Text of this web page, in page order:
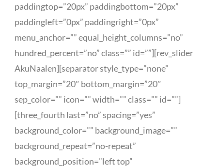
paddingtop=”20px” paddingbottom=”20px”
paddingleft=”0px” paddingright=”0px”
menu_anchor=”” equal_height_columns=”no”
hundred_percent=”no” class=”” id=””][rev_slider
AkuNaalen][separator style_type=”none”
top_margin=”20″ bottom_margin=”20″
sep_color=”” icon=”” width=”” class=”” id=””]
[three_fourth last=”no” spacing=”yes”
background_color=”” background_image=””
background_repeat=”no-repeat”
background_position=”left top”